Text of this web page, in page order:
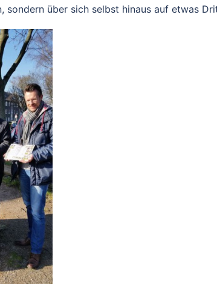
sondern über sich selbst hinaus auf etwas